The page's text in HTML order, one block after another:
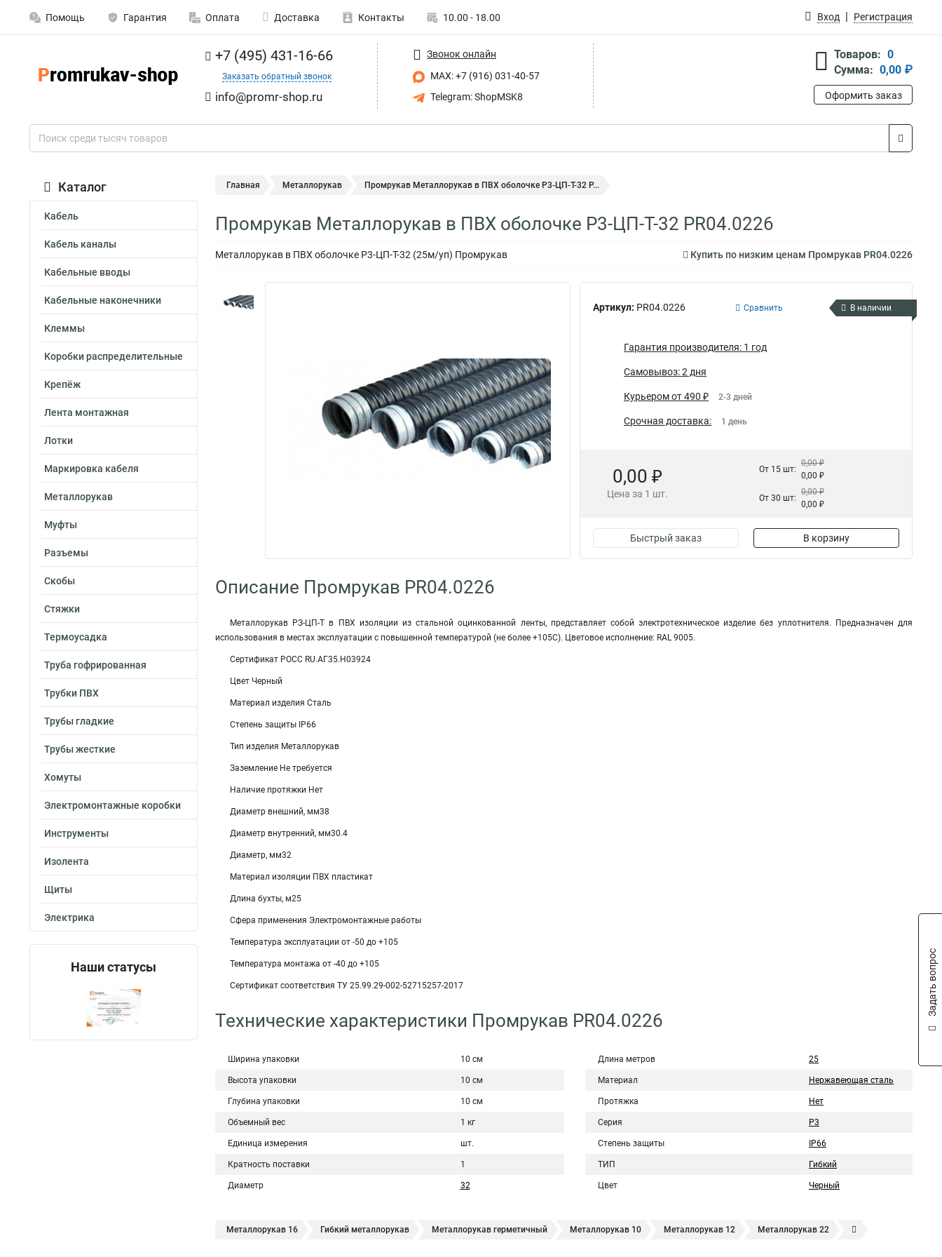
Помощь Гарантия Оплата Доставка Контакты 10.00 - 18.00 Вход Регистрация
+7 (495) 431-16-66
Заказать обратный звонок
info@promr-shop.ru
Звонок онлайн
MAX: +7 (916) 031-40-57
Telegram: ShopMSK8
Товаров: 0
Сумма: 0,00 ₽
Оформить заказ
Каталог
Кабель
Кабель каналы
Кабельные вводы
Кабельные наконечники
Клеммы
Коробки распределительные
Крепёж
Лента монтажная
Лотки
Маркировка кабеля
Металлорукав
Муфты
Разъемы
Скобы
Стяжки
Термоусадка
Труба гофрированная
Трубки ПВХ
Трубы гладкие
Трубы жесткие
Хомуты
Электромонтажные коробки
Инструменты
Изолента
Щиты
Электрика
Наши статусы
Главная Металлорукав Промрукав Металлорукав в ПВХ оболочке Р3-ЦП-Т-32 P...
Промрукав Металлорукав в ПВХ оболочке Р3-ЦП-Т-32 PR04.0226
Металлорукав в ПВХ оболочке Р3-ЦП-Т-32 (25м/уп) Промрукав Купить по низким ценам Промрукав PR04.0226
Артикул: PR04.0226 Сравнить В наличии
Гарантия производителя: 1 год
Самовывоз: 2 дня
Курьером от 490 ₽ 2-3 дней
Срочная доставка: 1 день
0,00 ₽
Цена за 1 шт.
От 15 шт:
0,00 ₽
0,00 ₽
От 30 шт:
0,00 ₽
0,00 ₽
Быстрый заказ В корзину
Описание Промрукав PR04.0226
Металлорукав РЗ-ЦП-Т в ПВХ изоляции из стальной оцинкованной ленты, представляет собой электротехническое изделие без уплотнителя. Предназначен для
использования в местах эксплуатации с повышенной температурой (не более +105С). Цветовое исполнение: RAL 9005.
Сертификат POCC RU.АГ35.H03924
Цвет Черный
Материал изделия Сталь
Степень защиты IP66
Тип изделия Металлорукав
Заземление Не требуется
Наличие протяжки Нет
Диаметр внешний, мм38
Диаметр внутренний, мм30.4
Диаметр, мм32
Материал изоляции ПВХ пластикат
Длина бухты, м25
Сфера применения Электромонтажные работы
Температура эксплуатации от -50 до +105
Температура монтажа от -40 до +105
Сертификат соответствия ТУ 25.99.29-002-52715257-2017
Технические характеристики Промрукав PR04.0226
Ширина упаковки 10 см
Высота упаковки 10 см
Глубина упаковки 10 см
Объемный вес 1 кг
Единица измерения шт.
Кратность поставки 1
Диаметр 32
Длина метров 25
Материал Нержавеющая сталь
Протяжка Нет
Серия Р3
Степень защиты IP66
ТИП Гибкий
Цвет Черный
Металлорукав 16 Гибкий металлорукав Металлорукав герметичный Металлорукав 10 Металлорукав 12 Металлорукав 22
Задать вопрос